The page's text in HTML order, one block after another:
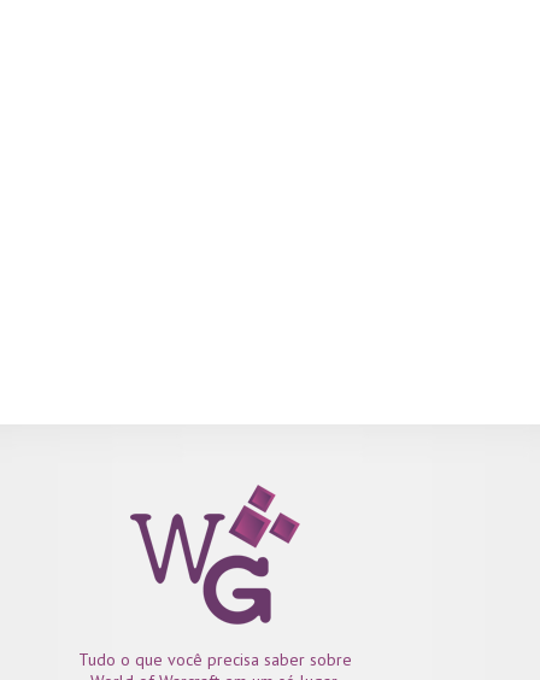
Tudo o que você precisa saber sobre